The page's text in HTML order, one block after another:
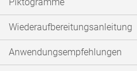
Piktogramme
Wiederaufbereitungsanleitung
Anwendungsempfehlungen